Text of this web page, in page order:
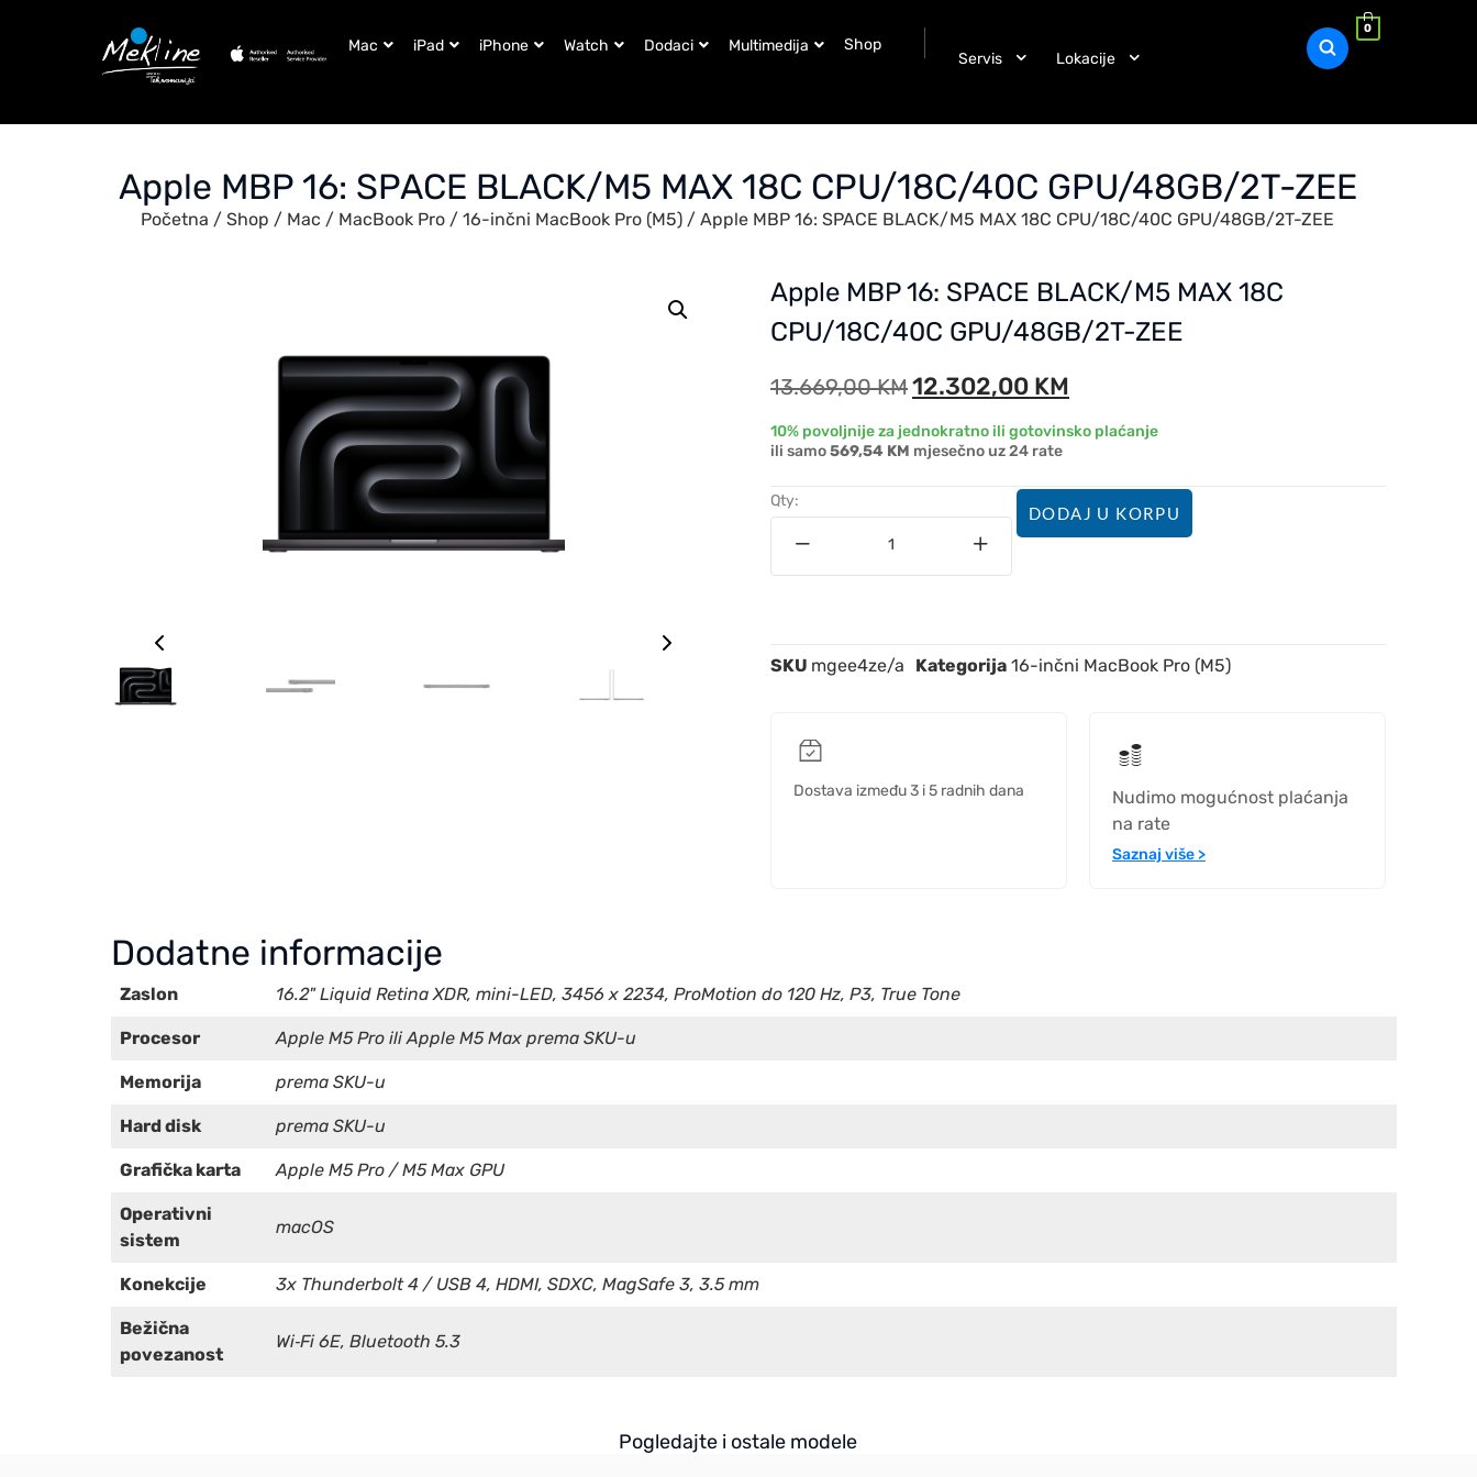
Mac iPad iPhone Watch Dodaci Multimedija Shop
Servis Lokacije
0
Apple MBP 16: SPACE BLACK/M5 MAX 18C CPU/18C/40C GPU/48GB/2T-ZEE
Početna / Shop / Mac / MacBook Pro / 16-inčni MacBook Pro (M5) / Apple MBP 16: SPACE BLACK/M5 MAX 18C CPU/18C/40C GPU/48GB/2T-ZEE
Apple MBP 16: SPACE BLACK/M5 MAX 18C
CPU/18C/40C GPU/48GB/2T-ZEE
13.669,00KM12.302,00 KM
10% povoljnije za jednokratno ili gotovinsko plaćanje
ili samo569,54 KM mjesečno uz 24 rate
Qty:
DODAJ U KORPU
SKU mgee4ze/a Kategorija 16-inčni MacBook Pro (M5)
Dostava između 3 i 5 radnih dana
Nudimo mogućnost plaćanja
na rate
Saznaj više >
Dodatne informacije
Zaslon 16.2" Liquid Retina XDR, mini-LED, 3456 x 2234, ProMotion do 120 Hz, P3, True Tone
Procesor Apple M5 Pro ili Apple M5 Max prema SKU-u
Memorija prema SKU-u
Hard disk prema SKU-u
Grafička karta Apple M5 Pro / M5 Max GPU
Operativni
sistem
macOS
Konekcije 3x Thunderbolt 4 / USB 4, HDMI, SDXC, MagSafe 3, 3.5 mm
Bežična
povezanost
Wi‑Fi 6E, Bluetooth 5.3
Pogledajte i ostale modele